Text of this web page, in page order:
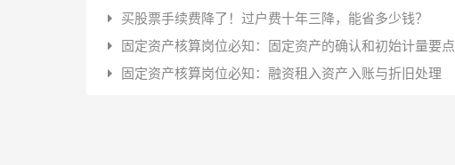
买股票手续费降了！过户费十年三降，能省多少钱？
固定资产核算岗位必知：固定资产的确认和初始计量要点
固定资产核算岗位必知：融资租入资产入账与折旧处理